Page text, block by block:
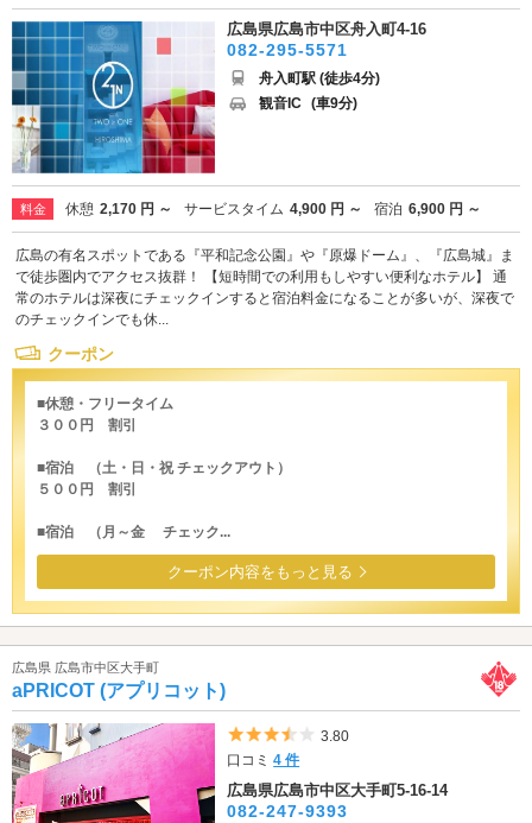
広島県広島市中区舟入町4-16
082-295-5571
舟入町駅 (徒歩4分)
観音IC (車9分)
料金 休憩 2,170 円 ～ サービスタイム 4,900 円 ～ 宿泊 6,900 円 ～
広島の有名スポットである『平和記念公園』や『原爆ドーム』、『広島城』ま
で徒歩圏内でアクセス抜群！ 【短時間での利用もしやすい便利なホテル】 通
常のホテルは深夜にチェックインすると宿泊料金になることが多いが、深夜で
のチェックインでも休...
クーポン
■休憩・フリータイム
３００円 割引
■宿泊 （土・日・祝 チェックアウト）
５００円 割引
■宿泊 （月～金 チェック...
クーポン内容をもっと見る
広島県 広島市中区大手町
aPRICOT (アプリコット)
5つ星のうち3.5
3.80
口コミ4 件
広島県広島市中区大手町5-16-14
082-247-9393